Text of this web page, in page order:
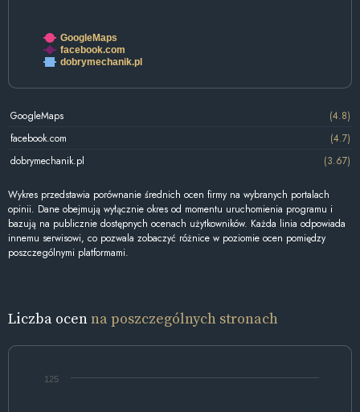
GoogleMaps
facebook.com
dobrymechanik.pl
GoogleMaps
(4.8)
facebook.com
(4.7)
dobrymechanik.pl
(3.67)
Wykres przedstawia porównanie średnich ocen firmy na wybranych portalach
opinii. Dane obejmują wyłącznie okres od momentu uruchomienia programu i
bazują na publicznie dostępnych ocenach użytkowników. Każda linia odpowiada
innemu serwisowi, co pozwala zobaczyć różnice w poziomie ocen pomiędzy
poszczególnymi platformami.
Liczba ocenna poszczególnych stronach
125